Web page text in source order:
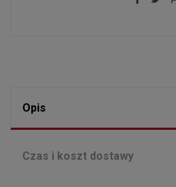
Opis
Czas i koszt dostawy